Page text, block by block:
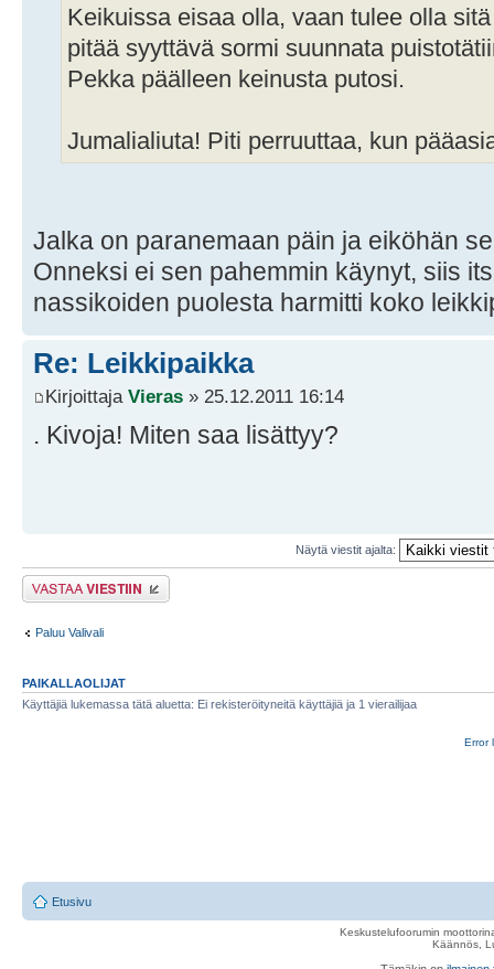
Keikuissa eisaa olla, vaan tulee olla
pitää syyttävä sormi suunnata
Pekka päälleen keinusta putosi.
Jumalialiuta! Piti perruuttaa, kun
Jalka on paranemaan päin ja eiköhän
Onneksi ei sen pahemmin käynyt, siis
nassikoiden puolesta harmitti koko
Re: Leikkipaikka
Kirjoittaja Vieras » 25.12.2011 16:14
. Kivoja! Miten saa lisättyy?
Näytä viestit ajalta:
Lähetä vastaus
Paluu Valivali
PAIKALLAOLIJAT
Käyttäjiä lukemassa tätä aluetta: Ei rekisteröityneitä käyttäjiä ja 1 vierailijaa
Error
Etusivu
Keskustelufoorumin
Käännös,